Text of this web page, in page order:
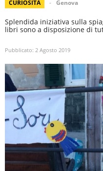
CURIOSITÀ Genova
Splendida iniziativa sulla
libri sono a disposizione di
Pubblicato: 2 Agosto 2019